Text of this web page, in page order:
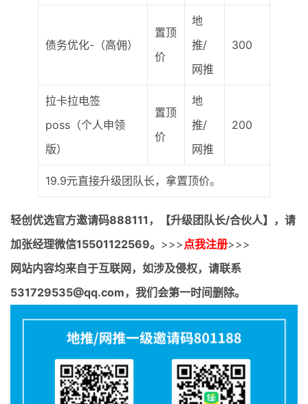
债务优化-（高佣）
置顶
价
地
推/
网推
300
拉卡拉电签
poss（个人申领
版）
置顶
价
地
推/
网推
200
19.9元直接升级团队长，拿置顶价。
轻创优选官方邀请码888111，【升级团队长/合伙人】，请
加张经理微信15501122569。 >>> 点我注册>>>
网站内容均来自于互联网，如涉及侵权，请联系
531729535@qq.com，我们会第一时间删除。